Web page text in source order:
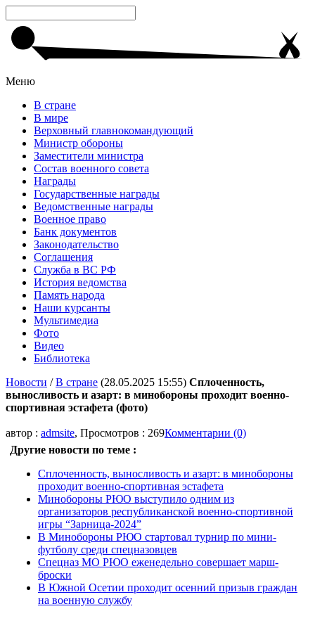
Меню
В стране
В мире
Верховный главнокомандующий
Министр обороны
Заместители министра
Состав военного совета
Награды
Государственные награды
Ведомственные награды
Военное право
Банк документов
Законодательство
Соглашения
Служба в ВС РФ
История ведомства
Память народа
Наши курсанты
Мультимедиа
Фото
Видео
Библиотека
Новости /В стране (28.05.2025 15:55) Сплоченность,
выносливость и азарт: в минобороны проходит военно-
спортивная эстафета (фото)
автор : admsite, Просмотров : 269Комментарии (0)
Другие новости по теме :
Сплоченность, выносливость и азарт: в минобороны
проходит военно-спортивная эстафета
Минобороны РЮО выступило одним из
организаторов республиканской военно-спортивной
игры “Зарница-2024”
В Минобороны РЮО стартовал турнир по мини-
футболу среди спецназовцев
Спецназ МО РЮО еженедельно совершает марш-
броски
В Южной Осетии проходит осенний призыв граждан
на военную службу